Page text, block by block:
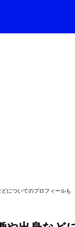
についてのプロフィールも